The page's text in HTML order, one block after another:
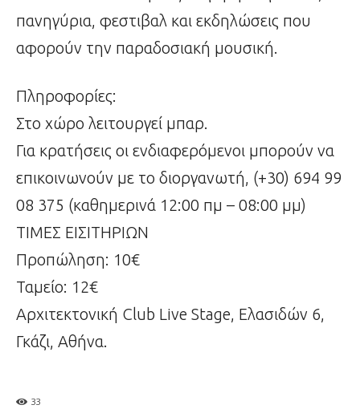
πανηγύρια, φεστιβαλ και εκδηλώσεις που
αφορούν την παραδοσιακή μουσική.
Πληροφορίες:
Στο χώρο λειτουργεί μπαρ.
Για κρατήσεις οι ενδιαφερόμενοι μπορούν να
επικοινωνούν με το διοργανωτή, (+30) 694 99
08 375 (καθημερινά 12:00 πμ – 08:00 μμ)
ΤΙΜΕΣ ΕΙΣΙΤΗΡΙΩΝ
Προπώληση: 10€
Ταμείο: 12€
Αρχιτεκτονική Club Live Stage, Ελασιδών 6,
Γκάζι, Αθήνα.
33